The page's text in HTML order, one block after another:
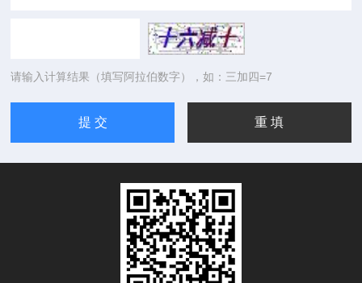
请输入计算结果（填写阿拉伯数字），如：三加四=7